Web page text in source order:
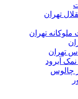
تهران
تهران
تهران
آبرود
چالوس